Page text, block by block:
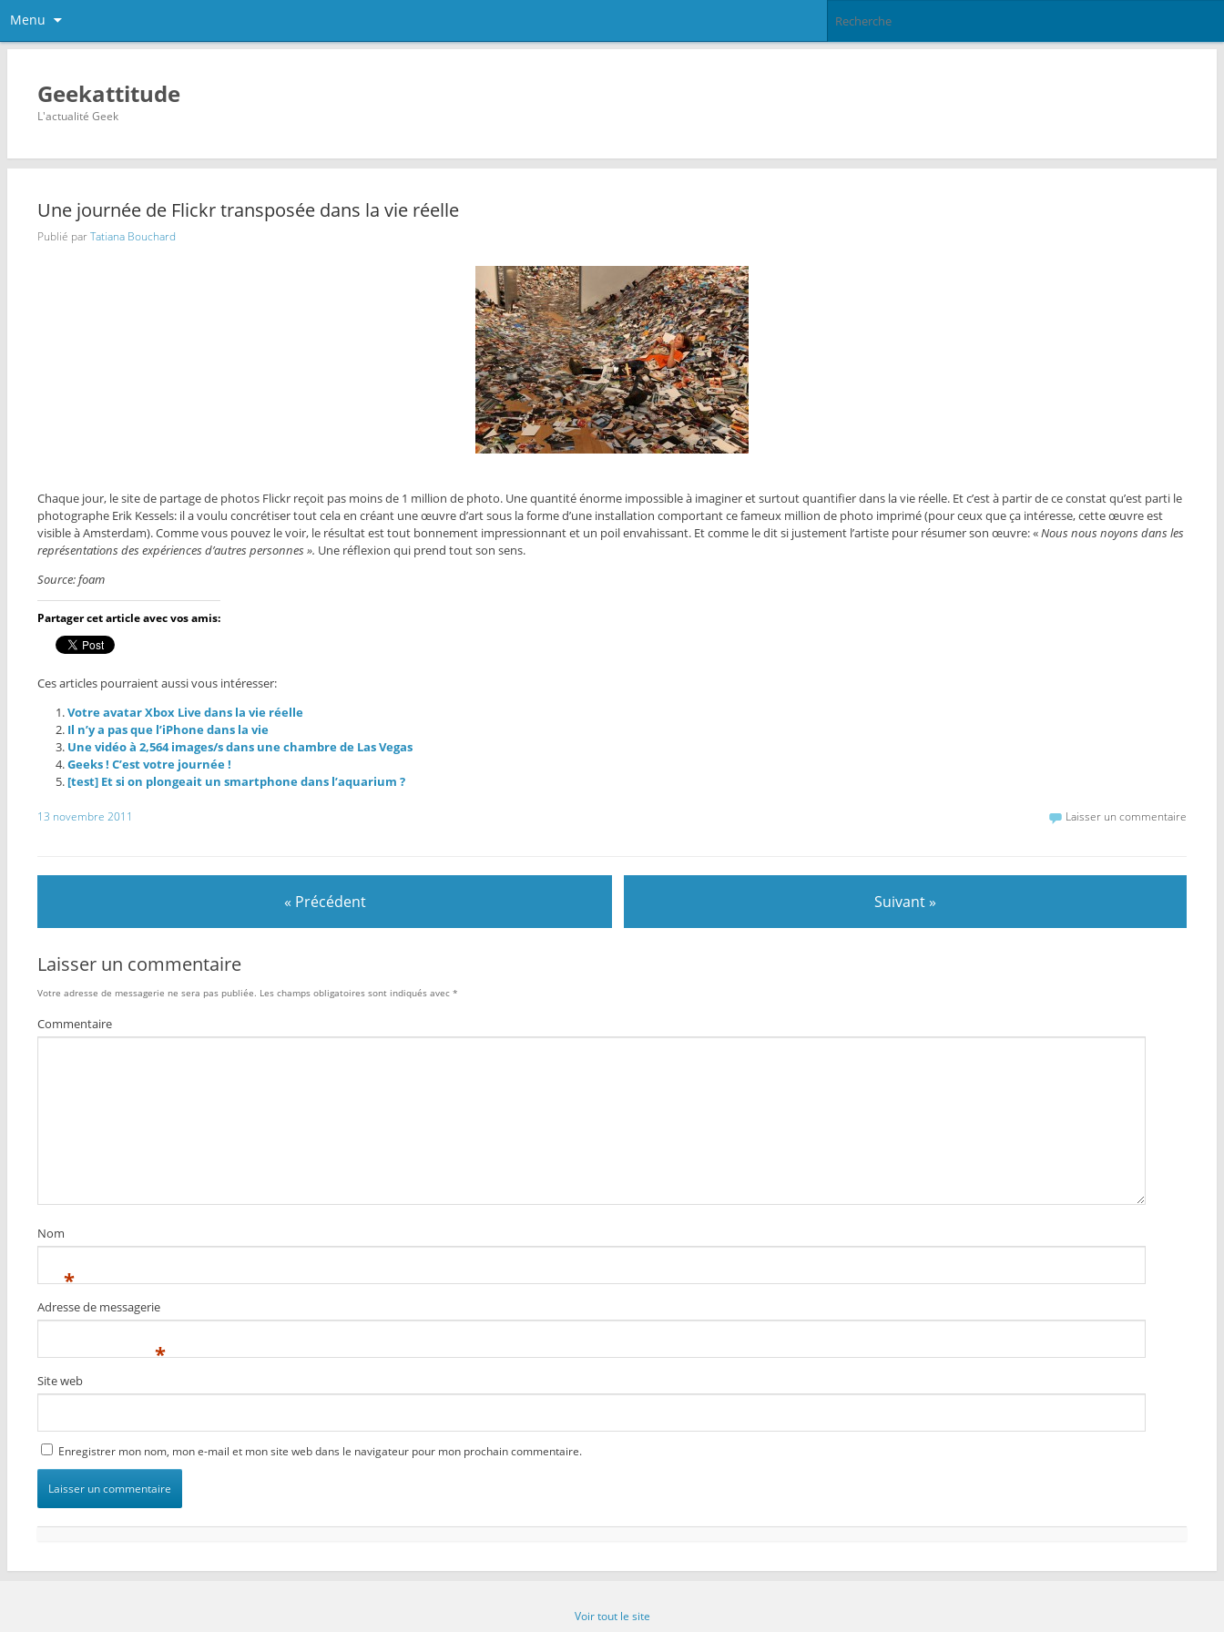
Menu
Geekattitude
L'actualité Geek
Une journée de Flickr transposée dans la vie réelle
Publié parTatiana Bouchard
Chaque jour, le site de partage de photos Flickr reçoit pas moins de 1 million de photo. Une quantité énorme impossible à imaginer et surtout quantifier dans la vie réelle. Et c’est à partir de ce constat qu’est parti le
photographe Erik Kessels: il a voulu concrétiser tout cela en créant une œuvre d’art sous la forme d’une installation comportant ce fameux million de photo imprimé (pour ceux que ça intéresse, cette œuvre est
visible à Amsterdam). Comme vous pouvez le voir, le résultat est tout bonnement impressionnant et un poil envahissant. Et comme le dit si justement l’artiste pour résumer son œuvre: «Nous nous noyons dans les
représentations des expériences d’autres personnes ». Une réflexion qui prend tout son sens.
Source: foam
Partager cet article avec vos amis:
Ces articles pourraient aussi vous intéresser:
Votre avatar Xbox Live dans la vie réelle
Il n’y a pas que l’iPhone dans la vie
Une vidéo à 2,564 images/s dans une chambre de Las Vegas
Geeks ! C’est votre journée !
[test] Et si on plongeait un smartphone dans l’aquarium ?
13 novembre 2011 Laisser un commentaire
« Précédent Suivant »
Laisser un commentaire
Votre adresse de messagerie ne sera pas publiée. Les champs obligatoires sont indiqués avec*
Commentaire
Nom
*
Adresse de messagerie
*
Site web
Enregistrer mon nom, mon e-mail et mon site web dans le navigateur pour mon prochain commentaire.
Voir tout le site